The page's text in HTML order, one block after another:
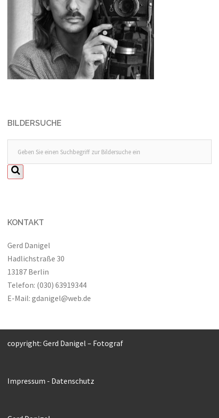
BILDERSUCHE
KONTAKT
Gerd Danigel
Hadlichstraße 30
13187 Berlin
Telefon: (030) 63919344
E-Mail: gdanigel@web.de
copyright: Gerd Danigel – Fotograf
Impressum - Datenschutz